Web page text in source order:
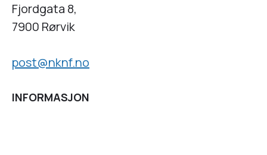
Fjordgata 8,
7900 Rørvik
post@nknf.no
INFORMASJON